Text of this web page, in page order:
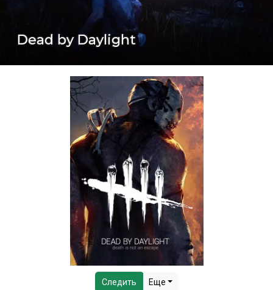
Dead by Daylight
Следить Еще